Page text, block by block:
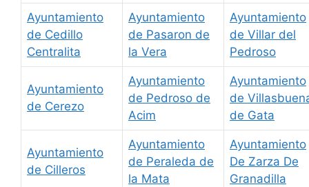
Ayuntamiento
de Cedillo
Centralita
Ayuntamiento
de Pasaron de
la Vera
Ayuntamiento
de Villar del
Pedroso
Ayuntamiento
de Cerezo
Ayuntamiento
de Pedroso de
Acim
Ayuntamiento
de
de Gata
Ayuntamiento
de Cilleros
Ayuntamiento
de Peraleda de
la Mata
Ayuntamiento
De Zarza De
Granadilla